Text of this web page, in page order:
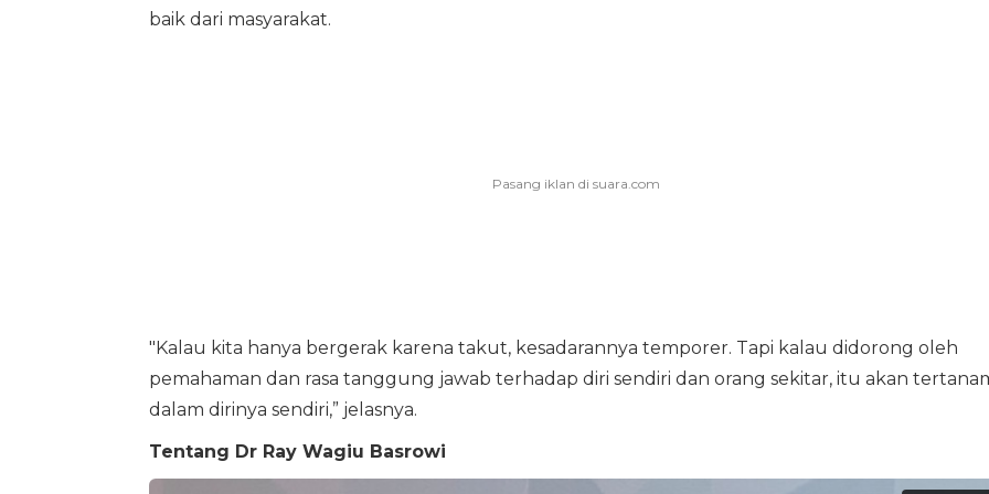
baik dari masyarakat.
"Kalau kita hanya bergerak karena takut, kesadarannya temporer. Tapi kalau didorong oleh
pemahaman dan rasa tanggung jawab terhadap diri sendiri dan orang sekitar, itu akan
dalam dirinya sendiri,” jelasnya.
Tentang Dr Ray Wagiu Basrowi